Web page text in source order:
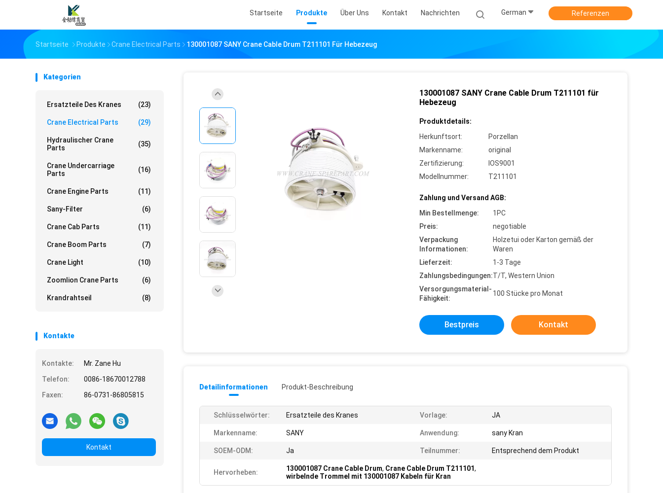
Startseite Produkte Über Uns Kontakt Nachrichten German Referenzen
Startseite Produkte Crane Electrical Parts 130001087 SANY Crane Cable Drum T211101 Für Hebezeug
Kategorien
Ersatzteile Des Kranes (23)
Crane Electrical Parts (29)
Hydraulischer Crane
Parts
(35)
Crane Undercarriage
Parts
(16)
Crane Engine Parts (11)
Sany-Filter (6)
Crane Cab Parts (11)
Crane Boom Parts (7)
Crane Light (10)
Zoomlion Crane Parts (6)
Krandrahtseil (8)
Kontakte
Kontakte:
Mr. Zane Hu
Telefon:
0086-18670012788
Faxen:
86-0731-86805815
Kontakt
130001087 SANY Crane Cable Drum T211101 für
Hebezeug
Produktdetails:
Herkunftsort:
Porzellan
Markenname:
original
Zertifizierung:
IOS9001
Modellnummer:
T211101
Zahlung und Versand AGB:
Min Bestellmenge:
1PC
Preis:
negotiable
Verpackung
Informationen:
Holzetui oder Karton gemäß der
Waren
Lieferzeit:
1-3 Tage
Zahlungsbedingungen:T/T, Western Union
Versorgungsmaterial-
Fähigkeit:
100 Stücke pro Monat
Bestpreis Kontakt
Detailinformationen Produkt-Beschreibung
Schlüsselwörter: Ersatzteile des Kranes Vorlage: JA
Markenname: SANY Anwendung: sany Kran
SOEM-ODM: Ja Teilnummer: Entsprechend dem Produkt
Hervorheben: 130001087 Crane Cable Drum, Crane Cable Drum T211101,
wirbelnde Trommel mit 130001087 Kabeln für Kran